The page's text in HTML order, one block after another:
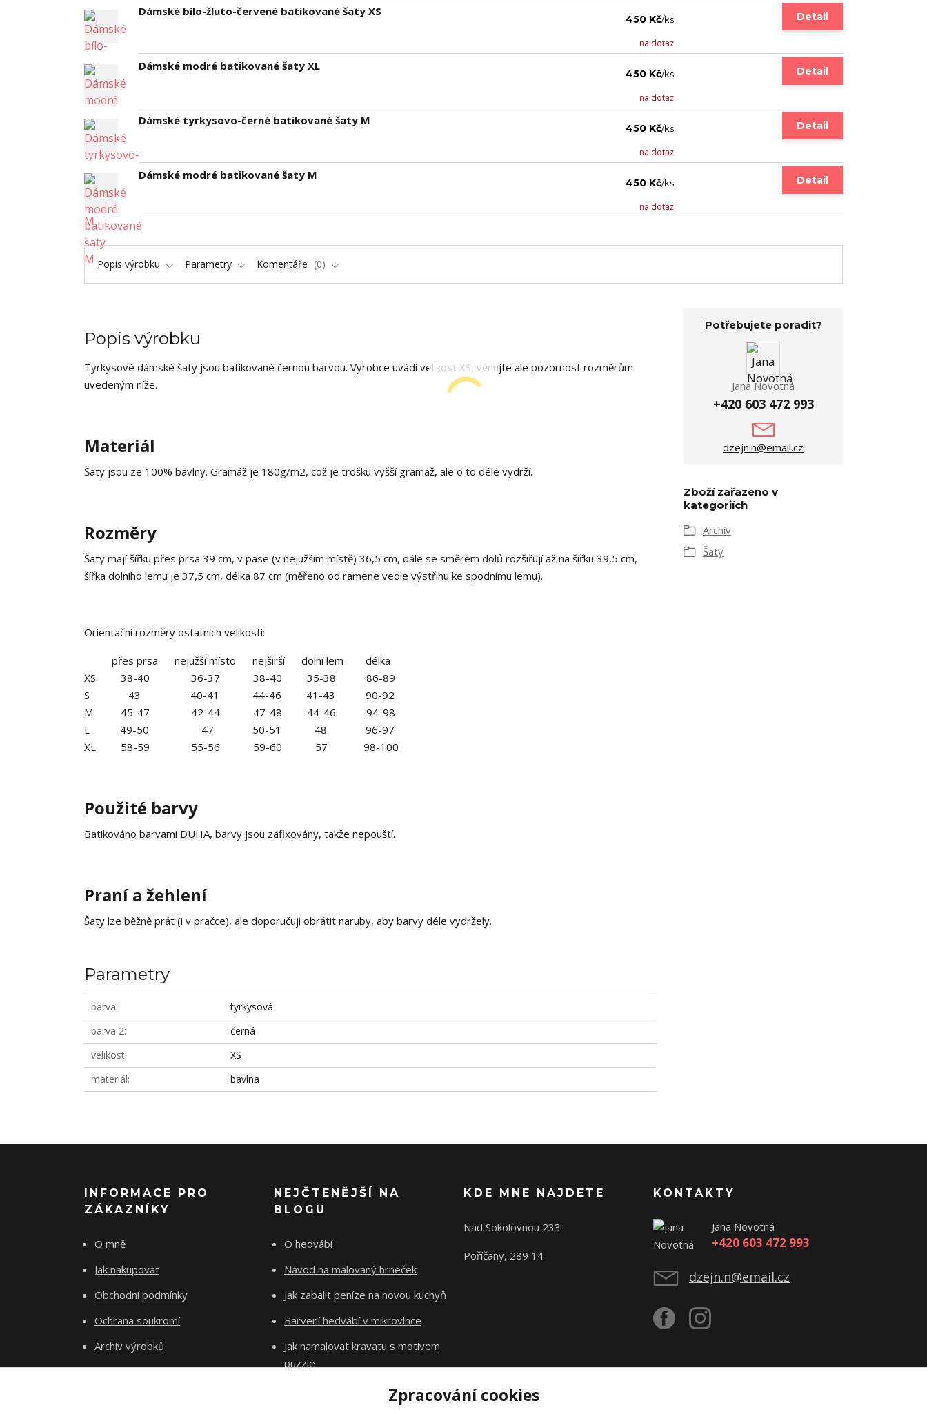
Dámské bílo-žluto-červené batikované šaty XS
450 Kč/ks
na dotaz
Detail
Dámské modré batikované šaty XL
450 Kč/ks
na dotaz
Detail
Dámské tyrkysovo-černé batikované šaty M
450 Kč/ks
na dotaz
Detail
Dámské modré batikované šaty M
450 Kč/ks
na dotaz
Detail
Popis výrobku Parametry Komentáře 0
Popis výrobku
Tyrkysové dámské šaty jsou batikované černou barvou. Výrobce uvádí velikost XS, věnujte ale pozornost rozměrům
uvedeným níže.
Materiál
Šaty jsou ze 100% bavlny. Gramáž je 180g/m2, což je trošku vyšší gramáž, ale o to déle vydrží.
Rozměry
Šaty mají šířku přes prsa 39 cm, v pase (v nejužším místě) 36,5 cm, dále se směrem dolů rozšiřují až na šířku 39,5 cm,
šířka dolního lemu je 37,5 cm, délka 87 cm (měřeno od ramene vedle výstřihu ke spodnímu lemu).
Orientační rozměry ostatních velikostí:
přes prsa nejužší místo nejširší dolní lem délka
XS 38-40 36-37 38-40 35-38 86-89
S 43 40-41 44-46 41-43 90-92
M 45-47 42-44 47-48 44-46 94-98
L 49-50 47 50-51 48 96-97
XL 58-59 55-56 59-60 57 98-100
Použité barvy
Batikováno barvami DUHA, barvy jsou zafixovány, takže nepouští.
Praní a žehlení
Šaty lze běžně prát (i v pračce), ale doporučuji obrátit naruby, aby barvy déle vydržely.
Parametry
barva
tyrkysová
barva 2
černá
velikost
XS
materiál
bavlna
Potřebujete poradit?
Jana Novotná
+420 603 472 993
dzejn.n@email.cz
Zboží zařazeno v
kategoriích
Archiv
Šaty
INFORMACE PRO
ZÁKAZNÍKY
O mně
Jak nakupovat
Obchodní podmínky
Ochrana soukromí
Archiv výrobků
Kontakty
NEJČTENĚJŠÍ NA
BLOGU
O hedvábí
Návod na malovaný hrneček
Jak zabalit peníze na novou kuchyň
Barvení hedvábí v mikrovlnce
Jak namalovat kravatu s motivem
puzzle
KDE MNE NAJDETE
Nad Sokolovnou 233
Poříčany, 289 14
Původní stránky
KONTAKTY
Jana Novotná
+420 603 472 993
dzejn.n@email.cz
Zpracování cookies